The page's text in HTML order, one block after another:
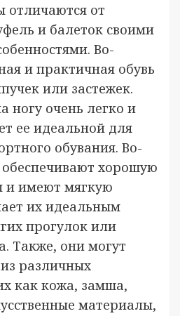
отличаются от
и балеток своими
Во-
и практичная обувь
или застежек.
ногу очень легко и
ее идеальной для
обувания. Во-
хорошую
и имеют мягкую
их идеальным
прогулок или
Также, они могут
различных
как кожа, замша,
материалы,